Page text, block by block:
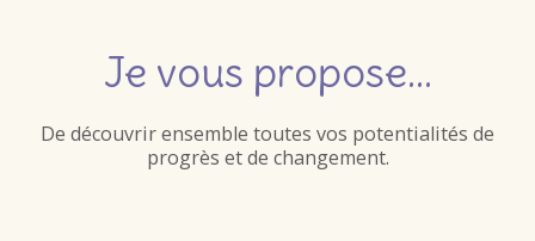
Je vous propose…
De découvrir ensemble toutes vos potentialités de
progrès et de changement.